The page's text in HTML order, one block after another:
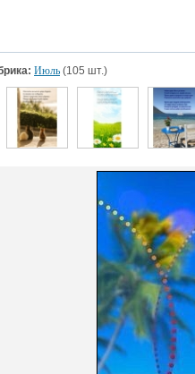
Июль (105 шт.)